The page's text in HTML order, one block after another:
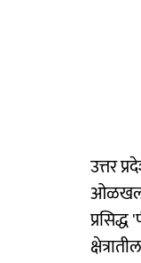
उत्तर
ओळखला